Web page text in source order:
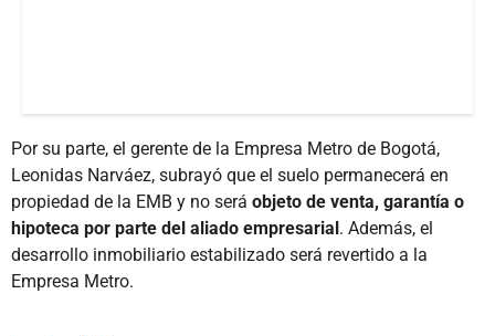
Por su parte, el gerente de la Empresa Metro de Bogotá,
Leonidas Narváez, subrayó que el suelo permanecerá en
propiedad de la EMB y no será objeto de venta, garantía o
hipoteca por parte del aliado empresarial. Además, el
desarrollo inmobiliario estabilizado será revertido a la
Empresa Metro.